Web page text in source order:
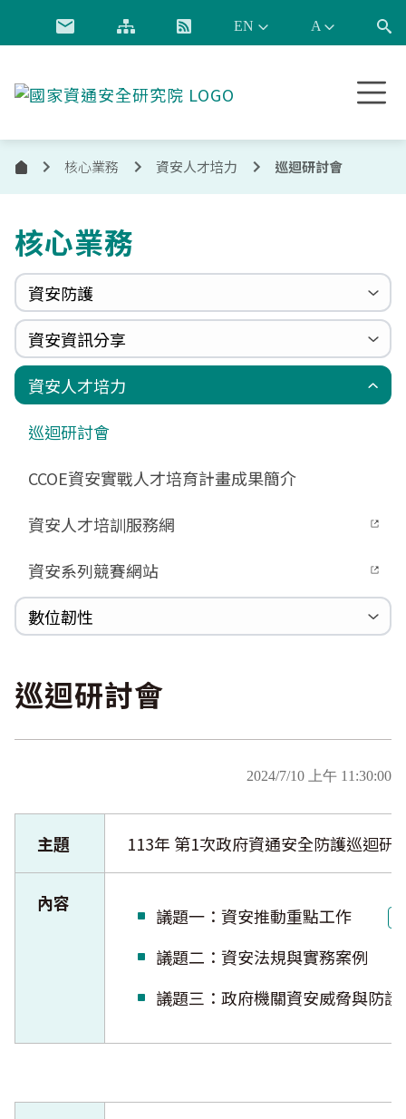
跳到主要內容
安
全
首
頁
核心業務 資安人才培力 巡迴研討會
核心業務
資安防護
政府組態基準(GCB)
更新消息
GCB預告版文件
GCB說明文件
GCB部署資源
GCB終止支援
資通安全弱點通報機制(VANS)
申請作業表單
教育訓練教材
數位影片教材
FAQ
端點偵測及應變機制(EDR)
相關文件與表單
FAQ
零信任架構(ZTA)
相關文件與表單
FAQ
驗證進度
國家資安聯防監控中心(N-SOC)
國家資安通報應變中心(N-CERT)
資安資訊分享
資安週報
資安季報
國際資安政策觀測
漏洞警示新聞
漏洞警訊公告
重大漏洞資訊
Zerologon
MSHTML
Log4shell
Heartbleed
Logjam&Freak
資安服務廠商評鑑
國家資安資訊分享與分析中心(N-ISAC)
資安人才培力
巡迴研討會
CCOE資安實戰人才培育計畫成果簡介
資安人才培訓服務網
資安系列競賽網站
數位韌性
巡迴研討會
2024/7/10 上午 11:30:00
主題 113年 第1次政府資通安全防護巡迴研
內容
議題一：資安推動重點工作
議題二：資安法規與實務案例
議題三：政府機關資安威脅與